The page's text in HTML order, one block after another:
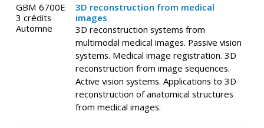
GBM 6700E
3 crédits
Automne
3D reconstruction from medical
images
3D reconstruction systems from
multimodal medical images. Passive vision
systems. Medical image registration. 3D
reconstruction from image sequences.
Active vision systems. Applications to 3D
reconstruction of anatomical structures
from medical images.